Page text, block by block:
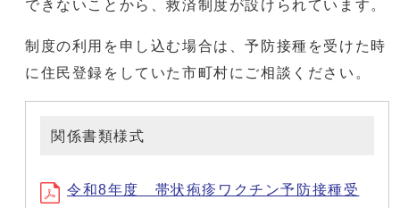
できないことから、救済制度が設けられています。
制度の利用を申し込む場合は、予防接種を受けた時
に住民登録をしていた市町村にご相談ください。
関係書類様式
令和8年度 帯状疱疹ワクチン予防接種受